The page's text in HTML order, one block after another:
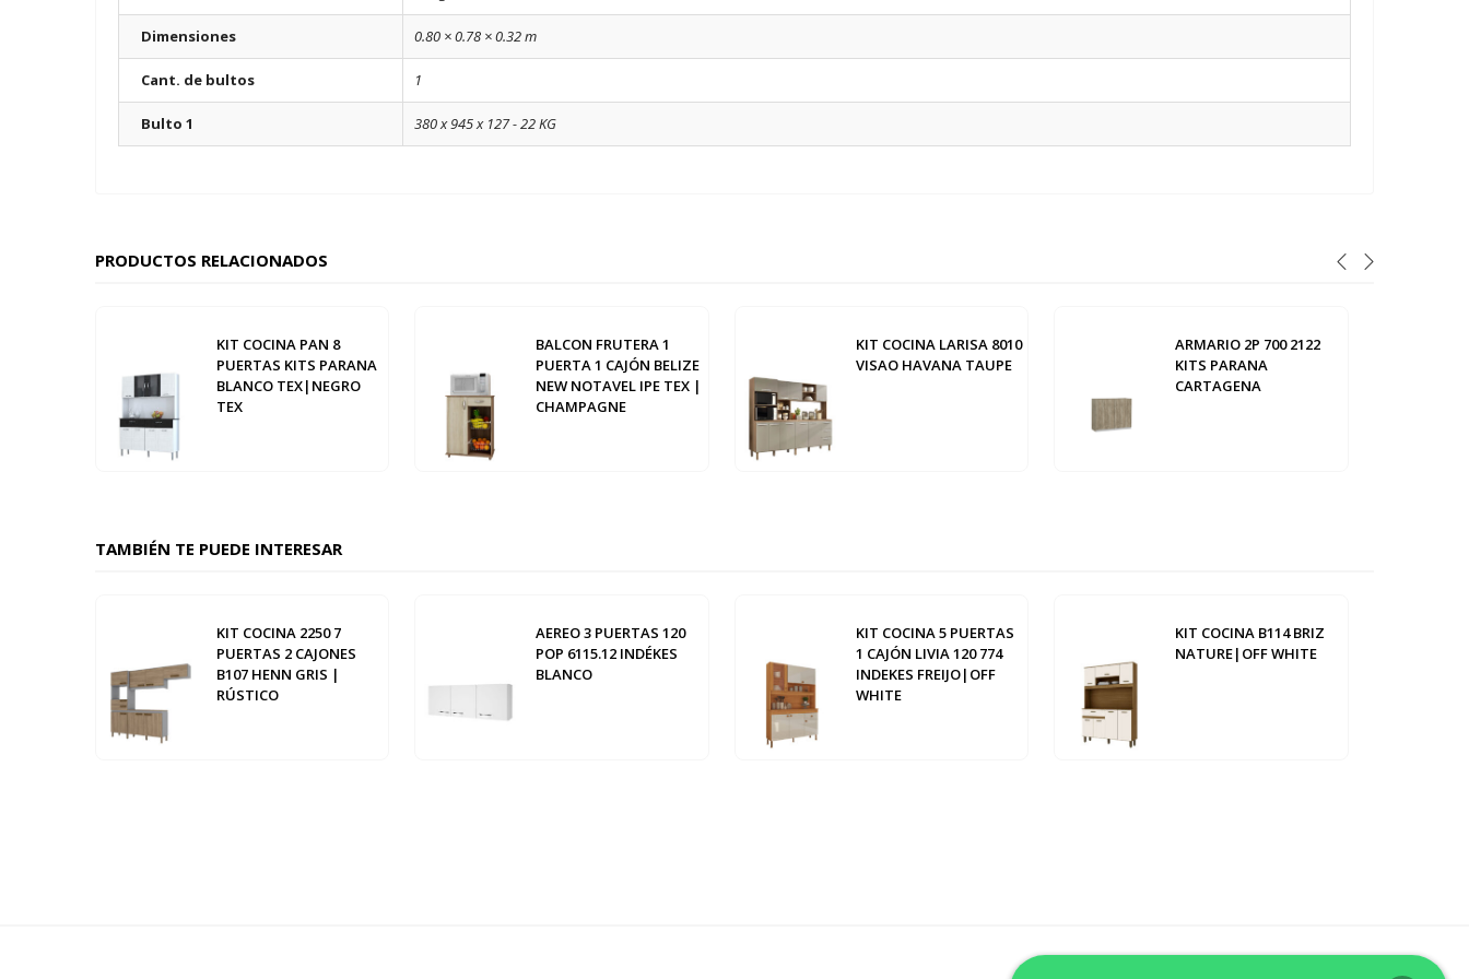
Dimensiones 0.80 × 0.78 × 0.32 m
Cant. de bultos 1
Bulto 1 380 x 945 x 127 - 22 KG
PRODUCTOS RELACIONADOS
KIT COCINA PAN 8
PUERTAS KITS PARANA
BLANCO TEX|NEGRO
TEX
BALCON FRUTERA 1
PUERTA 1 CAJÓN BELIZE
NEW NOTAVEL IPE TEX |
CHAMPAGNE
KIT COCINA LARISA 8010
VISAO HAVANA TAUPE
ARMARIO 2P 700 2122
KITS PARANA
CARTAGENA
TAMBIÉN TE PUEDE INTERESAR
KIT COCINA 2250 7
PUERTAS 2 CAJONES
B107 HENN GRIS |
RÚSTICO
AEREO 3 PUERTAS 120
POP 6115.12 INDÉKES
BLANCO
KIT COCINA 5 PUERTAS
1 CAJÓN LIVIA 120 774
INDEKES FREIJO|OFF
WHITE
KIT COCINA B114 BRIZ
NATURE|OFF WHITE